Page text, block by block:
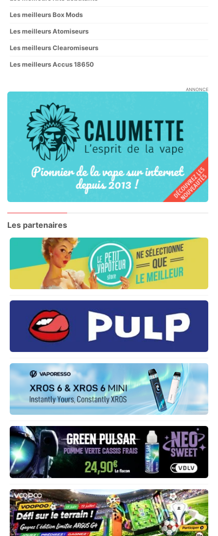
Les meilleurs Box Mods
Les meilleurs Atomiseurs
Les meilleurs Clearomiseurs
Les meilleurs Accus 18650
ANNONCE
Les partenaires